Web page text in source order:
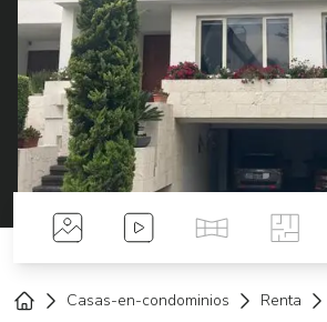
Fotos Videos Tour VirtualPlanos
Casas-en-condominios Renta